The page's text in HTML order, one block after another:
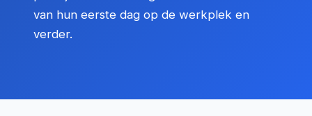
van hun eerste dag op de werkplek en
verder.